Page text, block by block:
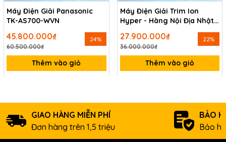
Máy Điện Giải Panasonic
TK-AS700-WVN
45.800.000₫
60.500.000₫
24%
Thêm vào giỏ
Máy Điện Giải Trim Ion
Hyper - Hàng Nội Địa Nhật
27.900.000₫
36.000.000₫
22%
Thêm vào giỏ
GIAO HÀNG MIỄN PHÍ
Đơn hàng trên 1,5 triệu
BẢO
Bảo